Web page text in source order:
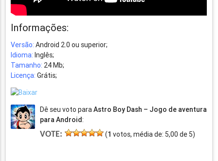
Informações:
Versão: Android 2.0 ou superior;
Idioma: Inglês;
Tamanho: 24 Mb;
Licença: Grátis;
Dê seu voto paraAstro Boy Dash – Jogo de aventura
para Android:
VOTE: (1 votos, média de: 5,00 de 5)